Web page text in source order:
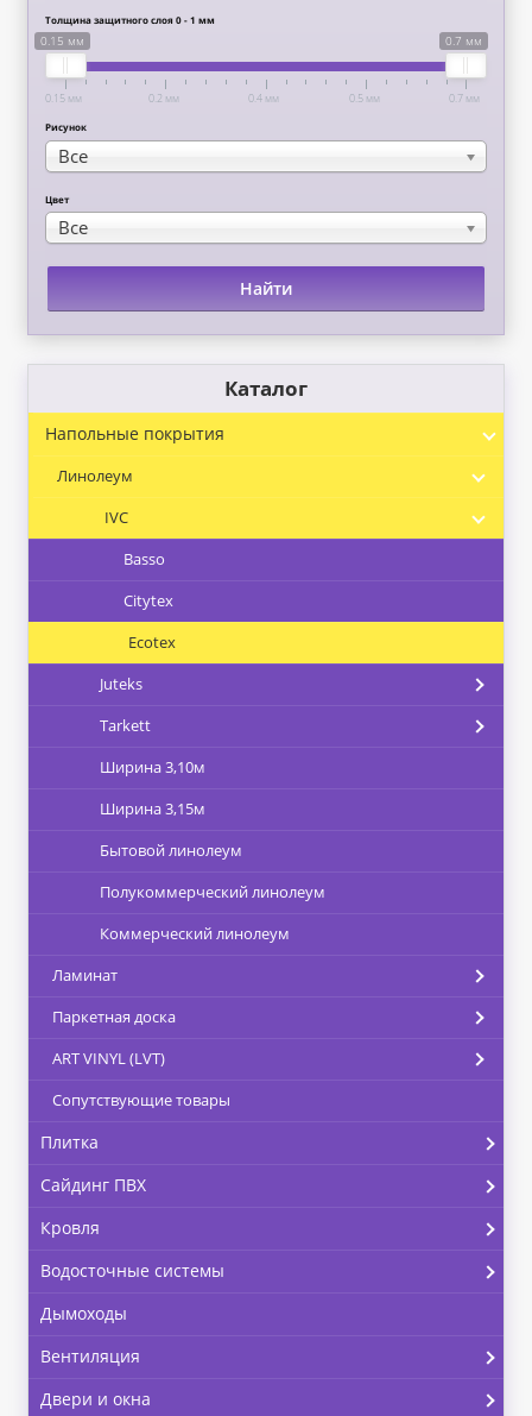
Толщина защитного слоя 0 - 1 мм
0.15 мм 0.7 мм
0.15 мм 0.2 мм 0.4 мм 0.5 мм 0.7 мм
Рисунок
Все
Цвет
Все
Найти
Каталог
Напольные покрытия
Линолеум
IVC
Basso
Citytex
Ecotex
Juteks
Tarkett
Ширина 3,10м
Ширина 3,15м
Бытовой линолеум
Полукоммерческий линолеум
Коммерческий линолеум
Ламинат
Паркетная доска
ART VINYL (LVT)
Сопутствующие товары
Плитка
Сайдинг ПВХ
Кровля
Водосточные системы
Дымоходы
Вентиляция
Двери и окна